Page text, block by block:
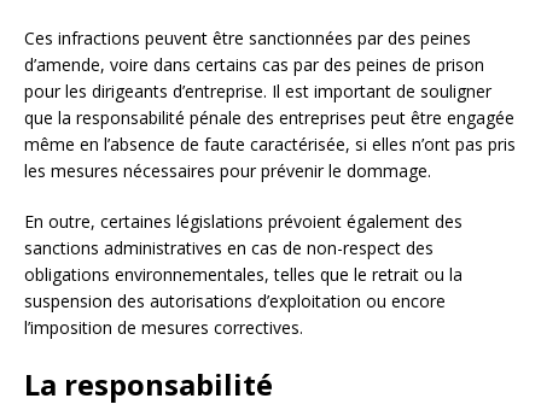
Ces infractions peuvent être sanctionnées par des peines
d’amende, voire dans certains cas par des peines de prison
pour les dirigeants d’entreprise. Il est important de souligner
que la responsabilité pénale des entreprises peut être engagée
même en l’absence de faute caractérisée, si elles n’ont pas pris
les mesures nécessaires pour prévenir le dommage.
En outre, certaines législations prévoient également des
sanctions administratives en cas de non-respect des
obligations environnementales, telles que le retrait ou la
suspension des autorisations d’exploitation ou encore
l’imposition de mesures correctives.
La responsabilité